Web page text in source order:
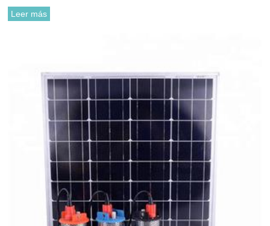
controladores de carga y baterías de plomo ácido disponibles en el mercado
Leer más